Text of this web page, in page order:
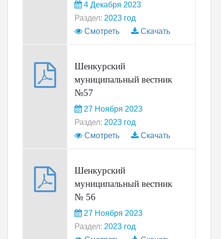
4 Декабря 2023
Раздел: 2023 год
Смотреть
Скачать
Шенкурский
муниципальный вестник
№57
27 Ноября 2023
Раздел: 2023 год
Смотреть
Скачать
Шенкурский
муниципальный вестник
№ 56
27 Ноября 2023
Раздел: 2023 год